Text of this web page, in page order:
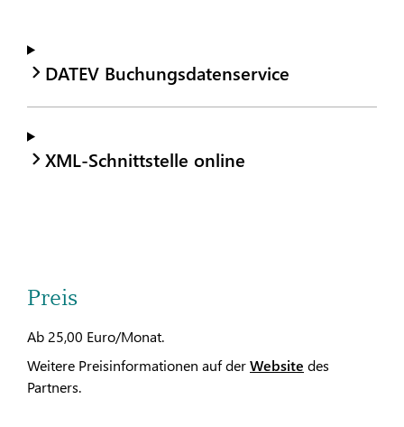
DATEV Buchungsdatenservice
XML-Schnittstelle online
Preis
Ab 25,00 Euro/Monat.
Weitere Preisinformationen auf derWebsite des
Partners.